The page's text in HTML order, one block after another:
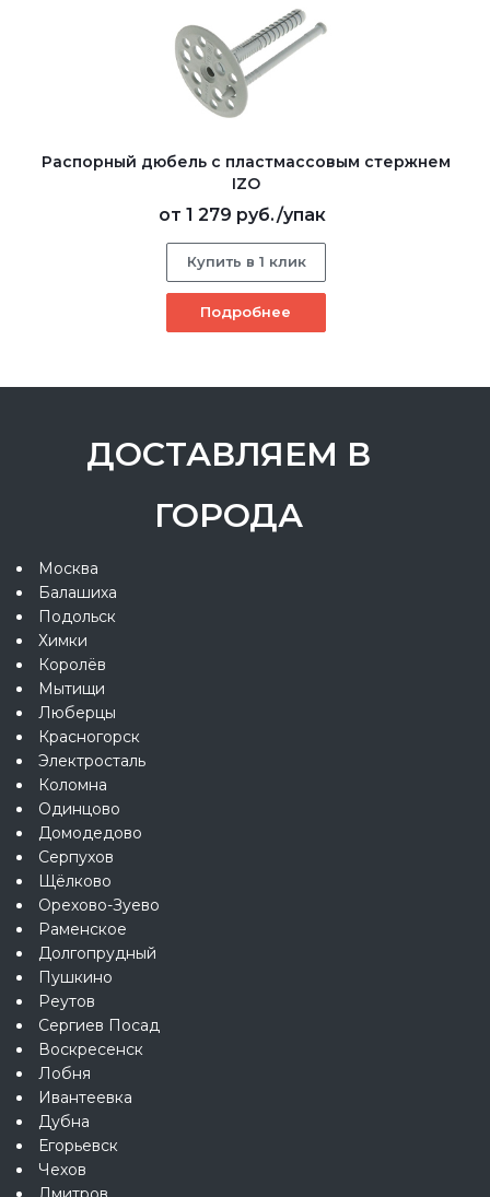
Распорный дюбель с пластмассовым стержнем
IZO
от 1 279 руб./упак
Купить в 1 клик
Подробнее
ДОСТАВЛЯЕМ В
ГОРОДА
Москва
Балашиха
Подольск
Химки
Королёв
Мытищи
Люберцы
Красногорск
Электросталь
Коломна
Одинцово
Домодедово
Серпухов
Щёлково
Орехово-Зуево
Раменское
Долгопрудный
Пушкино
Реутов
Сергиев Посад
Воскресенск
Лобня
Ивантеевка
Дубна
Егорьевск
Чехов